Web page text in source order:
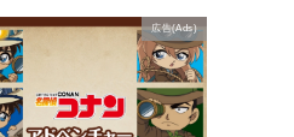
広告(Ads)